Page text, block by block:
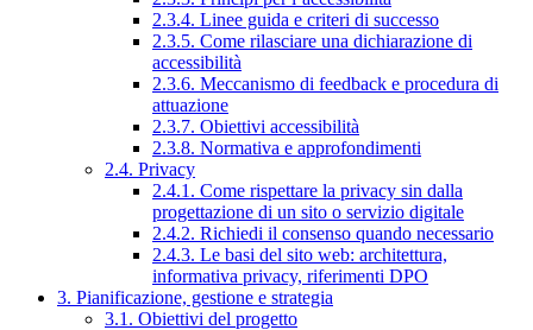
2.3.4. Linee guida e criteri di successo
2.3.5. Come rilasciare una dichiarazione di
accessibilità
2.3.6. Meccanismo di feedback e procedura di
attuazione
2.3.7. Obiettivi accessibilità
2.3.8. Normativa e approfondimenti
2.4. Privacy
2.4.1. Come rispettare la privacy sin dalla
progettazione di un sito o servizio digitale
2.4.2. Richiedi il consenso quando necessario
2.4.3. Le basi del sito web: architettura,
informativa privacy, riferimenti DPO
3. Pianificazione, gestione e strategia
3.1. Obiettivi del progetto